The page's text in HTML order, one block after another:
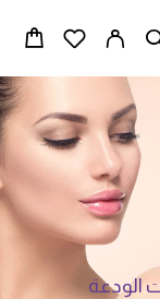
الودعة